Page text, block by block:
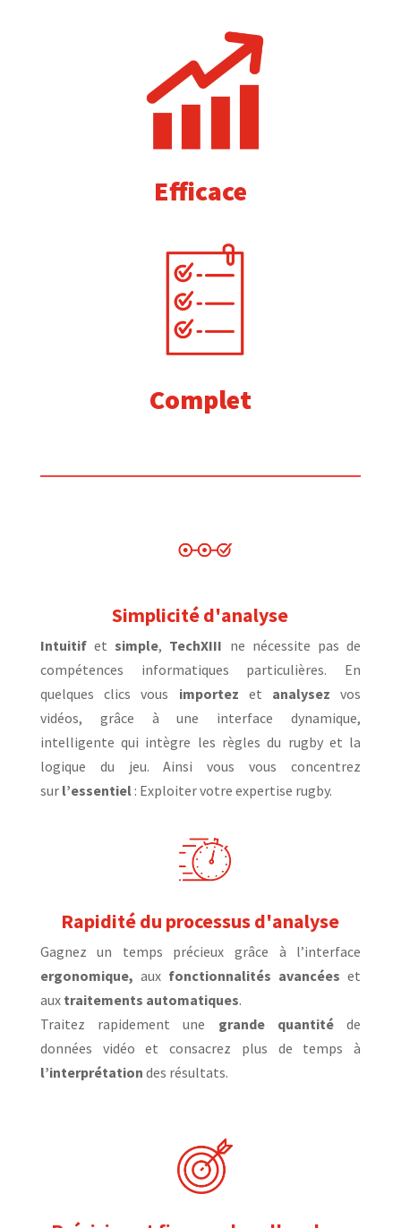
Efficace
Complet
Simplicité d'analyse
Intuitifetsimple, TechXIII ne nécessite pas de
compétences informatiques particulières. En
quelques clics vous importez et analysez vos
vidéos, grâce à une interface dynamique,
intelligente qui intègre les règles du rugby et la
logique du jeu. Ainsi vous vous concentrez
sur l’essentiel: Exploiter votre expertise rugby.
Rapidité du processus d'analyse
Gagnez un temps précieux grâce à l’interface
ergonomique, aux fonctionnalités avancéeset
aux traitements automatiques.
Traitez rapidement une grande quantitéde
données vidéo et consacrez plus de temps à
l’interprétation des résultats.